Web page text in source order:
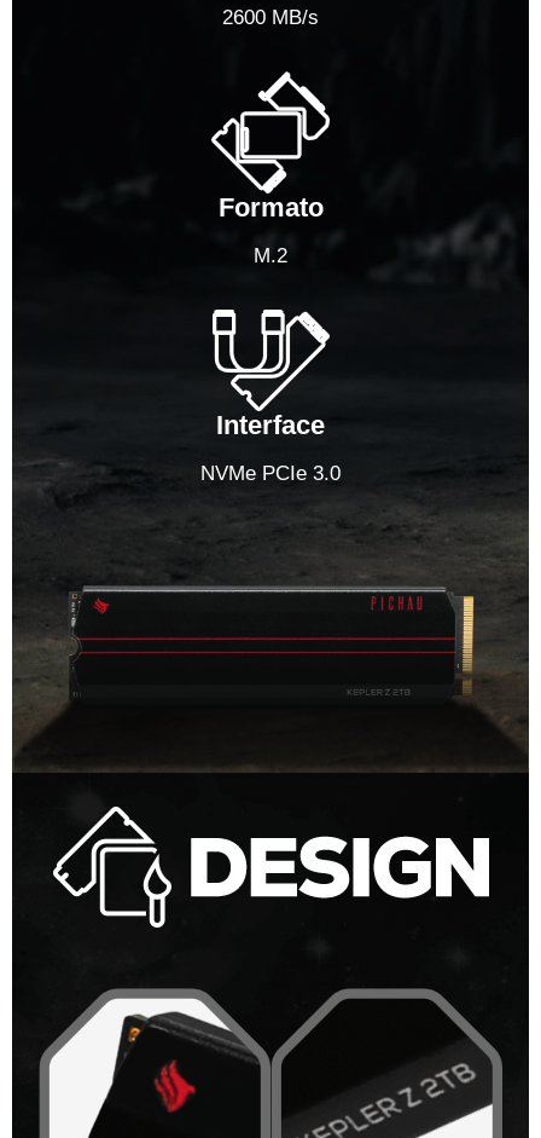
2600 MB/s
Formato
M.2
Interface
NVMe PCIe 3.0